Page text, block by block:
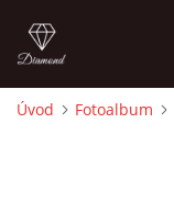
Úvod Fotoalbum